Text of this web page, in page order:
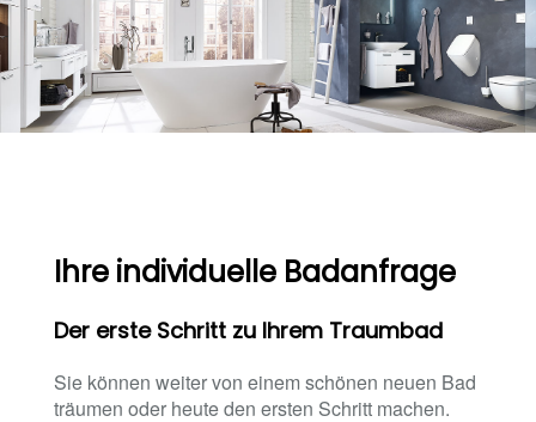
Ihre individuelle Badanfrage
Der erste Schritt zu Ihrem Traumbad
Sie können weiter von einem schönen neuen Bad
träumen oder heute den ersten Schritt machen.